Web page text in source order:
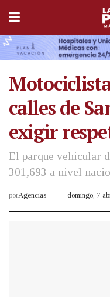
calles de
exigir
El parque vehicular
301,693 a nivel
porAgencias domingo, 7